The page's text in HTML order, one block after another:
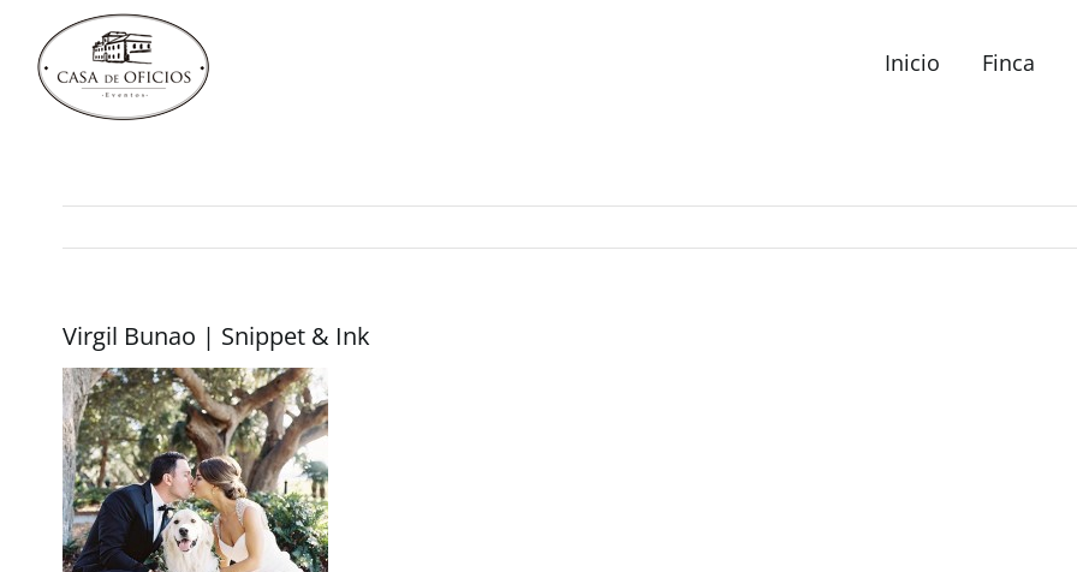
contenido
Inicio Finca
Virgil Bunao | Snippet & Ink